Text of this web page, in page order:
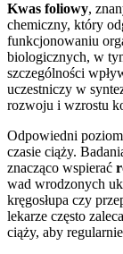
Kwas foliowy,
chemiczny, który
funkcjonowaniu
biologicznych, w
szczególności
uczestniczy w
rozwoju i wzrostu
Odpowiedni
czasie ciąży.
znacząco wspierać
wad wrodzonych
kręgosłupa czy
lekarze często
ciąży, aby